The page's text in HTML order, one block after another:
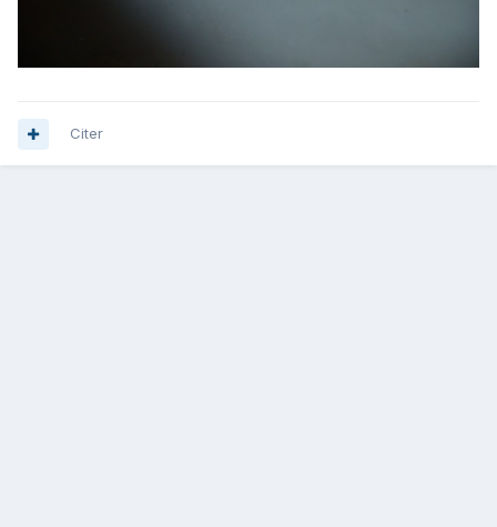
Citer